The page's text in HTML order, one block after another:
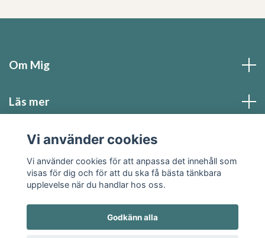
Om Mig
Läs mer
Sociala medier
Vi använder cookies
Vi använder cookies för att anpassa det innehåll som
visas för dig och för att du ska få bästa tänkbara
upplevelse när du handlar hos oss.
Godkänn alla